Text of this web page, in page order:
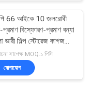
66 আইকে 10 জলরোধী
বিস্ফোরণ-প্রমাণ বন্যা
শিল্প স্টোরেজ কাগজ
সাপেক্ষ MOQ:১ পিসি
যোগাযোগ